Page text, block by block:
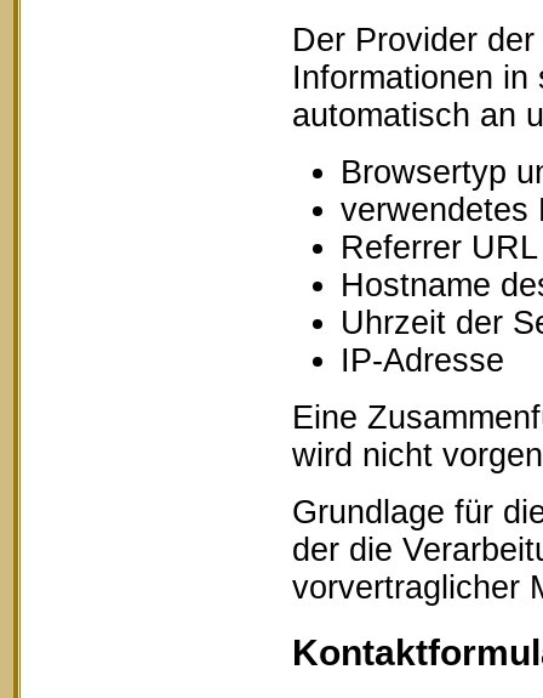
Der Provider
Informationen
automatisch an
Browsertyp
verwendetes
Referrer URL
Hostname
Uhrzeit der
IP-Adresse
Eine
wird nicht
Grundlage für
der die
vorvertraglicher